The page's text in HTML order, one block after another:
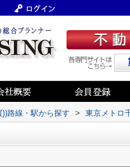
路線・駅から探す > 東京メトロ